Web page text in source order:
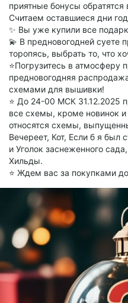
приятные бонусы обратятся
Считаем оставшиеся дни
✨ Вы уже купили все
💫 В предновогодней суете
торопясь, выбрать то, что
⭐Погрузитесь в атмосферу
предновогодняя
схемами для вышивки!
⭐ До 24-00 МСК 31.12.2025
все схемы, кроме новинок
относятся схемы,
Вечереет, Кот, Если б я был
и Уголок заснеженного
Хильды.
⭐ Ждем вас за покупками